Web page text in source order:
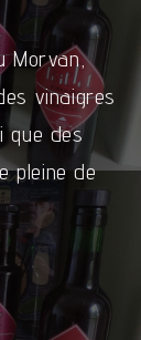
Morvan,
vinaigres
que des
pleine de